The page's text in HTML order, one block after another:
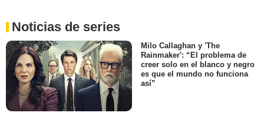
Noticias de series
Milo Callaghan y 'The
Rainmaker': “El problema de
creer solo en el blanco y negro
es que el mundo no funciona
así”